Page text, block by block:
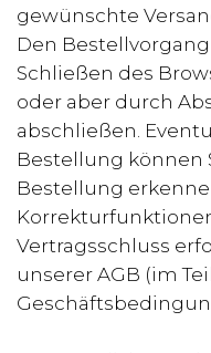
gewünschte
Den
Schließen des
oder aber durch
abschließen.
Bestellung können
Bestellung
Vertragsschluss
unserer AGB (im